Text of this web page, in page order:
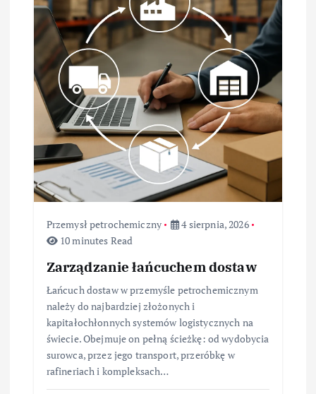
Przemysł petrochemiczny
4 sierpnia, 2026
10 minutes Read
Zarządzanie łańcuchem dostaw
Łańcuch dostaw w przemyśle petrochemicznym
należy do najbardziej złożonych i
kapitałochłonnych systemów logistycznych na
świecie. Obejmuje on pełną ścieżkę: od wydobycia
surowca, przez jego transport, przeróbkę w
rafineriach i kompleksach…